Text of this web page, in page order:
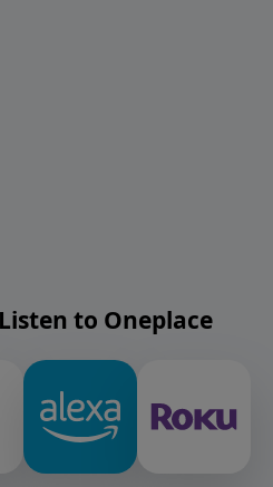
to Oneplace